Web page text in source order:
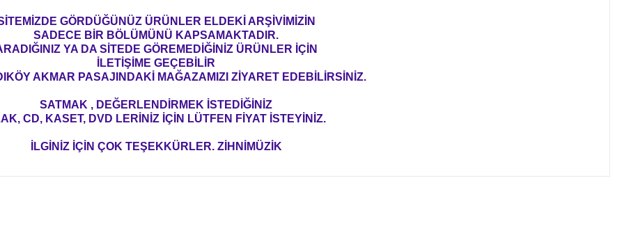
GÖRDÜĞÜNÜZ ÜRÜNLER ELDEKİ ARŞİVİMİZİN
SADECE BİR BÖLÜMÜNÜ KAPSAMAKTADIR.
YA DA SİTEDE GÖREMEDİĞİNİZ ÜRÜNLER İÇİN
İLETİŞİME GEÇEBİLİR
AKMAR PASAJINDAKİ MAĞAZAMIZI ZİYARET EDEBİLİRSİNİZ.
SATMAK , DEĞERLENDİRMEK İSTEDİĞİNİZ
CD, KASET, DVD LERİNİZ İÇİN LÜTFEN FİYAT İSTEYİNİZ.
İLGİNİZ İÇİN ÇOK TEŞEKKÜRLER. ZİHNİMÜZİK